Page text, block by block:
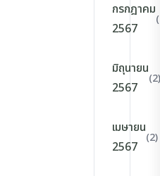
กรกฎาคม
2567
มิถุนายน
2567
(2)
เมษายน
2567
(2)